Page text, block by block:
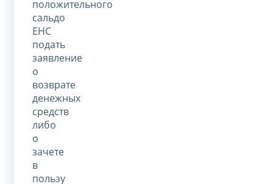
положительного
сальдо
ЕНС
подать
заявление
о
возврате
денежных
средств
либо
о
зачете
в
пользу